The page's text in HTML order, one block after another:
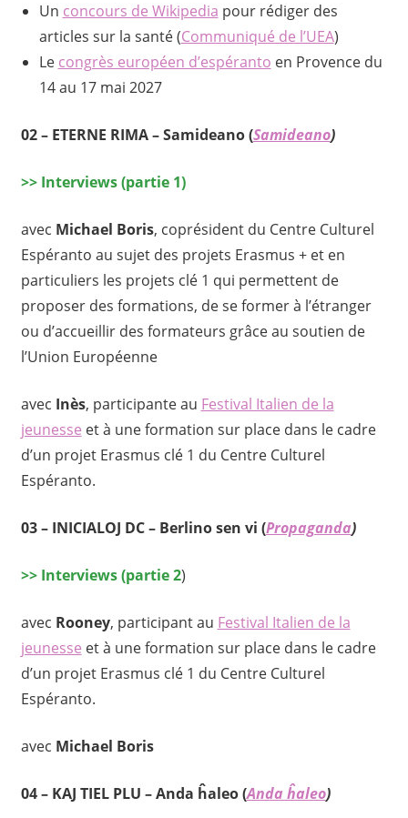
Un concours de Wikipedia pour rédiger des
articles sur la santé (Communiqué de l’UEA)
Le congrès européen d’espéranto en Provence du
14 au 17 mai 2027
02 – ETERNE RIMA–Samideano(Samideano)
>> Interviews (partie 1)
avec Michael Boris, coprésident du Centre Culturel
Espéranto au sujet des projets Erasmus + et en
particuliers les projets clé 1 qui permettent de
proposer des formations, de se former à l’étranger
ou d’accueillir des formateurs grâce au soutien de
l’Union Européenne
avec Inès, participante au Festival Italien de la
jeunesse et à une formation sur place dans le cadre
d’un projet Erasmus clé 1 du Centre Culturel
Espéranto.
03 – INICIALOJ DC– Berlino sen vi (Propaganda)
>> Interviews (partie 2)
avec Rooney, participant au Festival Italien de la
jeunesse et à une formation sur place dans le cadre
d’un projet Erasmus clé 1 du Centre Culturel
Espéranto.
avec Michael Boris
04 – KAJ TIEL PLU –Anda ĥaleo(Anda ĥaleo)